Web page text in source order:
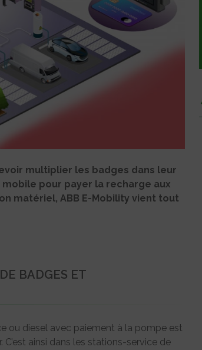
multiplier les badges dans leur
pour payer la recharge aux
matériel, ABB E-Mobility vient tout
BADGES ET
ou diesel avec paiement à la pompe est
ainsi dans les stations-service de